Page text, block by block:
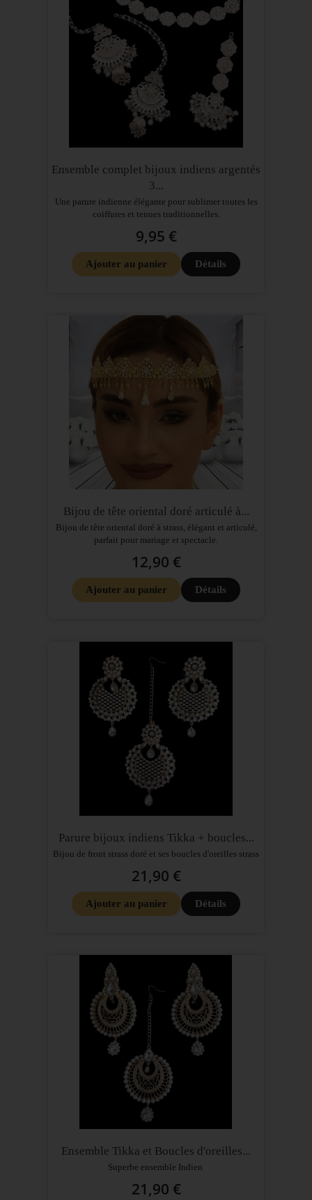
Ensemble complet bijoux indiens argentés
3...
Une parure indienne élégante pour sublimer toutes les
coiffures et tenues traditionnelles.
9,95 €
Ajouter au panier Détails
Bijou de tête oriental doré articulé à...
Bijou de tête oriental doré à strass, élégant et articulé,
parfait pour mariage et spectacle.
12,90 €
Ajouter au panier Détails
Parure bijoux indiens Tikka + boucles...
Bijou de front strass doré et ses boucles d'oreilles strass
21,90 €
Ajouter au panier Détails
Ensemble Tikka et Boucles d'oreilles...
Superbe ensemble Indien
21,90 €